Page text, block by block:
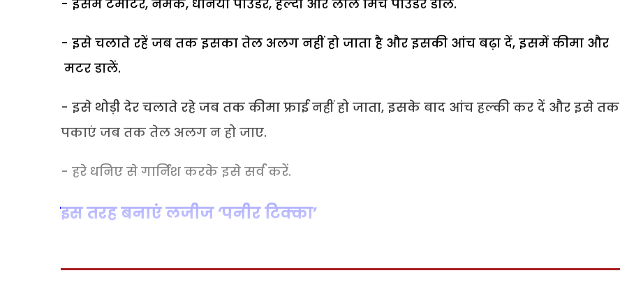
- इसमें टमाटर, नमक, धनिया पाउडर, हल्दी और लाल मिर्च पाउडर डालें.
- इसे चलाते रहें जब तक इसका तेल अलग नहीं हो जाता है और इसकी आंच बढ़ा दें, इसमें कीमा और
मटर डालें.
- इसे थोड़ी देर चलाते रहे जब तक कीमा फ्राई नहीं हो जाता, इसके बाद आंच हल्की कर दें और इसे तक
पकाएं जब तक तेल अलग न हो जाए.
- हरे धनिए से गार्निश करके इसे सर्व करें.
इस तरह बनाएं लजीज ‘पनीर टिक्का’